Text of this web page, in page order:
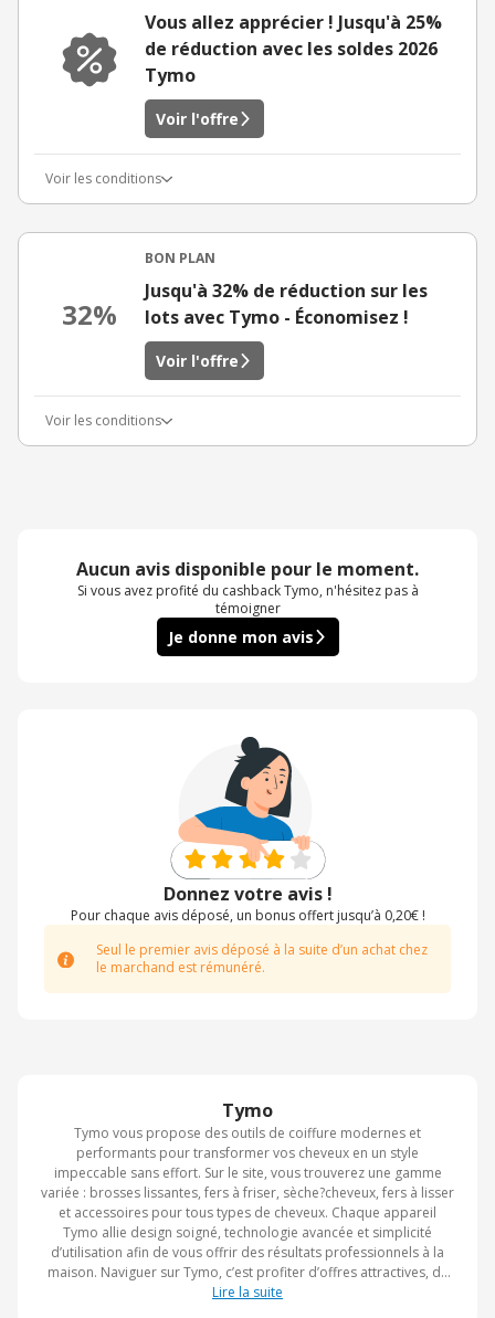
Tymo
Tymo vous propose des outils de coiffure modernes et
performants pour transformer vos cheveux en un style
impeccable sans effort. Sur le site, vous trouverez une gamme
variée : brosses lissantes, fers à friser, sèche?cheveux, fers à lisser
et accessoires pour tous types de cheveux. Chaque appareil
Tymo allie design soigné, technologie avancée et simplicité
d’utilisation afin de vous offrir des résultats professionnels à la
maison. Naviguer sur Tymo, c’est profiter d’offres attractives, de
promotions régulières et d’un accompagnement pensé pour vous
Lire la suite
Vous allez apprécier ! Jusqu'à 25%
de réduction avec les soldes 2026
Tymo
Voir l'offre
Voir les conditions
32%
BON PLAN
Jusqu'à 32% de réduction sur les
lots avec Tymo - Économisez !
Voir l'offre
Voir les conditions
Aucun avis disponible pour le moment.
Si vous avez profité du cashback Tymo, n'hésitez pas à
témoigner
Je donne mon avis
Donnez votre avis !
Pour chaque avis déposé, un bonus offert jusqu’à 0,20€ !
Seul le premier avis déposé à la suite d’un achat chez
le marchand est rémunéré.